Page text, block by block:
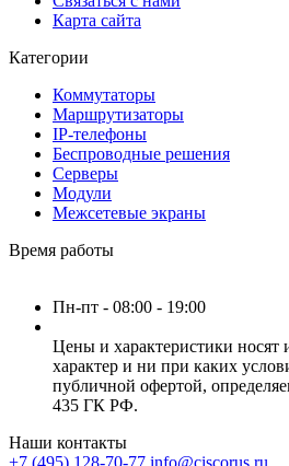
Карта сайта
Категории
Коммутаторы
Маршрутизаторы
IP-телефоны
Беспроводные решения
Серверы
Модули
Межсетевые экраны
Время работы
Пн-пт - 08:00 - 19:00
Цены и характеристики
характер и ни при каких
публичной офертой,
435 ГК РФ.
Наши контакты
+7 (495) 128-70-77 info@ciscorus.ru